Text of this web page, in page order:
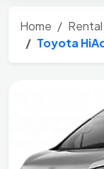
Home
Toyota